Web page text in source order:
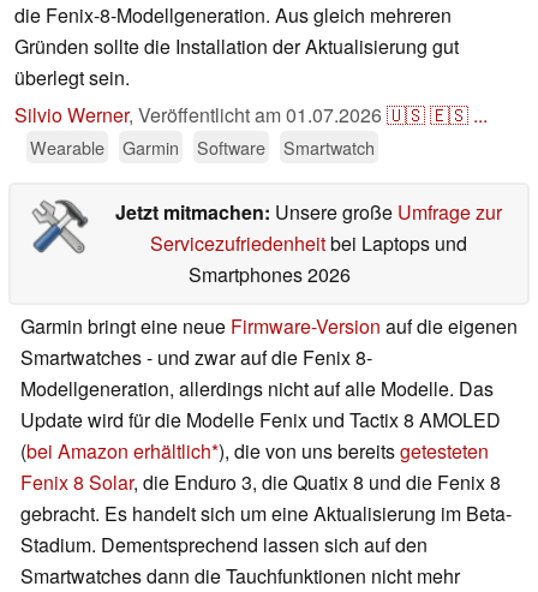
die Fenix-8-Modellgeneration. Aus gleich mehreren
Gründen sollte die Installation der Aktualisierung gut
überlegt sein.
Silvio Werner, Veröffentlicht am01.07.2026🇺🇸🇪🇸 ...
Wearable Garmin Software Smartwatch
Jetzt mitmachen: Unsere große Umfrage zur
Servicezufriedenheitbei Laptops und
Smartphones 2026
Garmin bringt eine neue Firmware-Version auf die eigenen
Smartwatches - und zwar auf die Fenix 8-
Modellgeneration, allerdings nicht auf alle Modelle. Das
Update wird für die Modelle Fenix und Tactix 8 AMOLED
(bei Amazon erhältlich ), die von uns bereitsgetesteten
Fenix 8 Solar, die Enduro 3, die Quatix 8 und die Fenix 8
gebracht. Es handelt sich um eine Aktualisierung im Beta-
Stadium. Dementsprechend lassen sich auf den
Smartwatches dann die Tauchfunktionen nicht mehr